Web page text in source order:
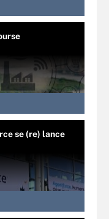
se (re) lance